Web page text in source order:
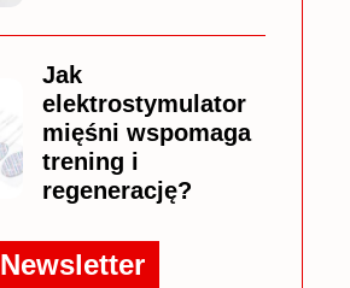
Jak
elektrostymulator
mięśni wspomaga
trening i
regenerację?
Newsletter